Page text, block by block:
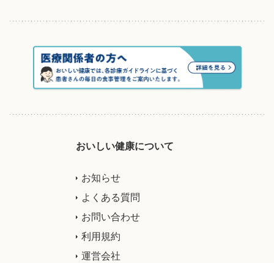
おいしい健康について
お知らせ
よくある質問
お問い合わせ
利用規約
運営会社